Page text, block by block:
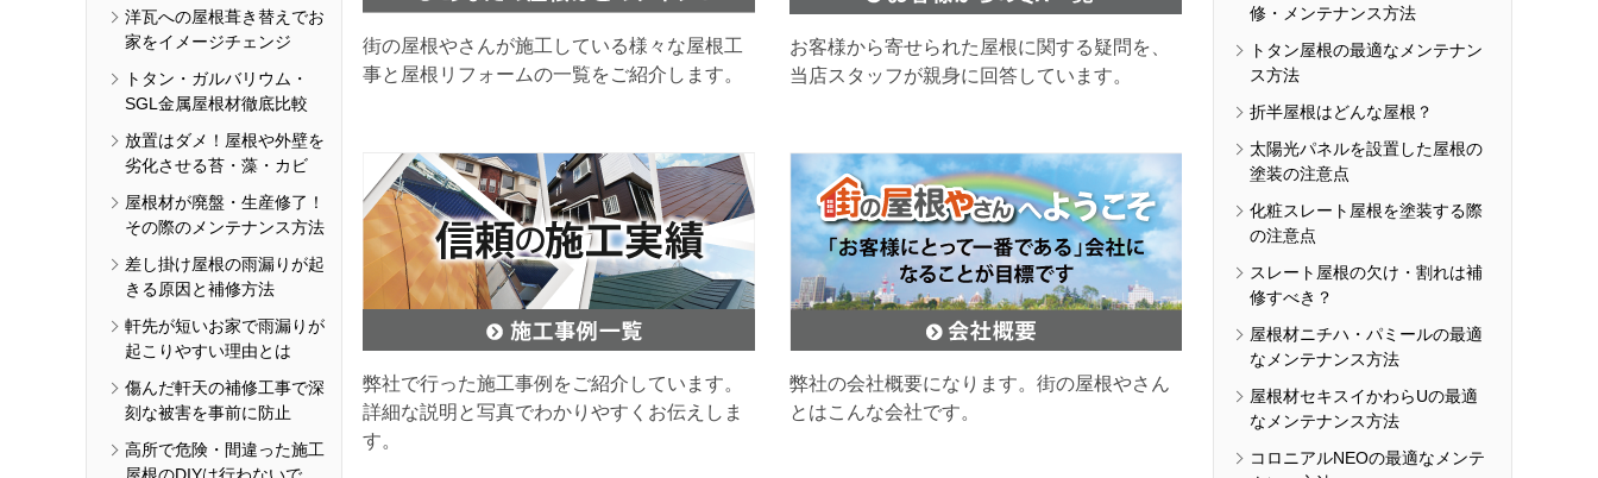
洋瓦への屋根葺き替えでお
家をイメージチェンジ
トタン・ガルバリウム・
SGL金属屋根材徹底比較
放置はダメ！屋根や外壁を
劣化させる苔・藻・カビ
屋根材が廃盤・生産修了！
その際のメンテナンス方法
差し掛け屋根の雨漏りが起
きる原因と補修方法
軒先が短いお家で雨漏りが
起こりやすい理由とは
傷んだ軒天の補修工事で深
刻な被害を事前に防止
高所で危険・間違った施工
屋根のDIYは行わないで
街の屋根やさんが施工している様々な屋根工
事と屋根リフォームの一覧をご紹介します。
お客様から寄せられた屋根に関する疑問を、
当店スタッフが親身に回答しています。
弊社で行った施工事例をご紹介しています。
詳細な説明と写真でわかりやすくお伝えしま
す。
弊社の会社概要になります。街の屋根やさん
とはこんな会社です。
修・メンテナンス方法
トタン屋根の最適なメンテナン
ス方法
折半屋根はどんな屋根？
太陽光パネルを設置した屋根の
塗装の注意点
化粧スレート屋根を塗装する際
の注意点
スレート屋根の欠け・割れは補
修すべき？
屋根材ニチハ・パミールの最適
なメンテナンス方法
屋根材セキスイかわらUの最適
なメンテナンス方法
コロニアルNEOの最適なメンテ